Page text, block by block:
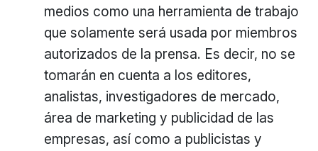
medios como una herramienta de trabajo
que solamente será usada por miembros
autorizados de la prensa. Es decir, no se
tomarán en cuenta a los editores,
analistas, investigadores de mercado,
área de marketing y publicidad de las
empresas, así como a publicistas y